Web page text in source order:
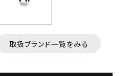
取扱ブランド一覧をみる